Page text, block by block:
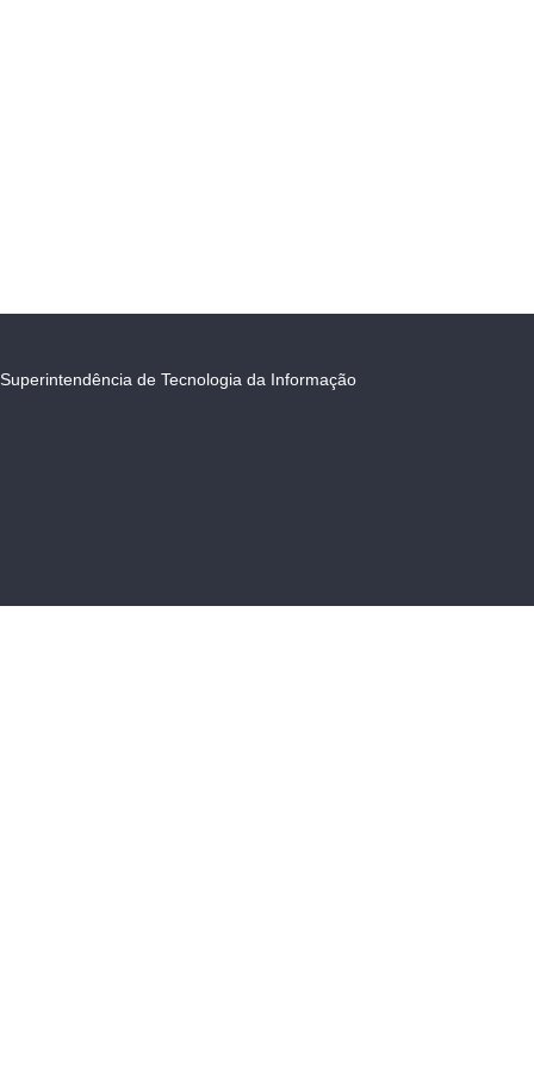
Superintendência de Tecnologia da Informação